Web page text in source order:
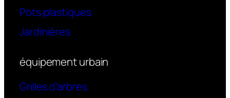
Pots plastiques
Jardinières
équipement urbain
Grilles d’arbres